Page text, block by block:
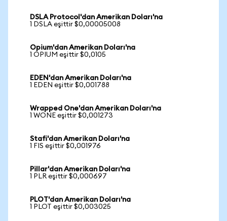
DSLA Protocol'dan Amerikan Doları'na
1 DSLA eşittir $0,00005008
Opium'dan Amerikan Doları'na
1 OPIUM eşittir $0,0105
EDEN'dan Amerikan Doları'na
1 EDEN eşittir $0,001788
Wrapped One'dan Amerikan Doları'na
1 WONE eşittir $0,001273
Stafi'dan Amerikan Doları'na
1 FIS eşittir $0,001976
Pillar'dan Amerikan Doları'na
1 PLR eşittir $0,000697
PLOT'dan Amerikan Doları'na
1 PLOT eşittir $0,003025